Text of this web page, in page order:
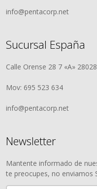
info@pentacorp.net
Sucursal España
Calle Orense 28 7 «A»
Mov: 695 523 634
info@pentacorp.net
Newsletter
Mantente informado de
te preocupes, no enviamos